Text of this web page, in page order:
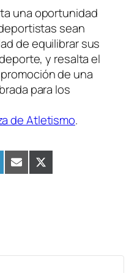
una oportunidad
sean
de equilibrar sus
y resalta el
de una
para los
de Atletismo.
Compartir
en
EmailCompartir
en
X
(Twitter)